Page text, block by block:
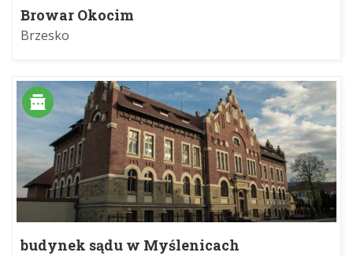
Browar Okocim
Brzesko
budynek sądu w Myślenicach